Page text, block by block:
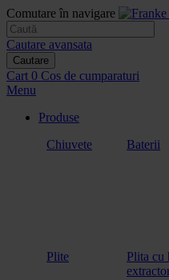
Comutare în navigare
Cautare avansata
Cautare
Cart 0 Cos de cumparaturi
Menu
Produse
Chiuvete
Baterii
Plite
Plita cu